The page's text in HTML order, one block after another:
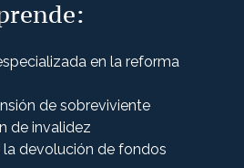
en la reforma
de sobreviviente
de invalidez
la devolución de fondos